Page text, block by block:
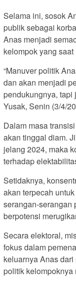
Selama ini, sosok
publik sebagai
Anas menjadi
kelompok yang
“Manuver politik
dan akan menjadi
pendukungnya, tapi
Yusak, Senin (3/4/
Dalam masa
akan tinggal diam.
jelang 2024, maka
terhadap
Setidaknya,
akan terpecah
serangan-serangan
berpotensi
Secara elektoral,
fokus dalam
keluarnya Anas
politik